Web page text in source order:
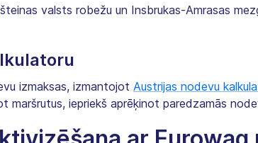
valsts robežu un Insbrukas-Amrasas
izmaksas, izmantojot Austrijas nodevu
iepriekš aprēķinot paredzamās